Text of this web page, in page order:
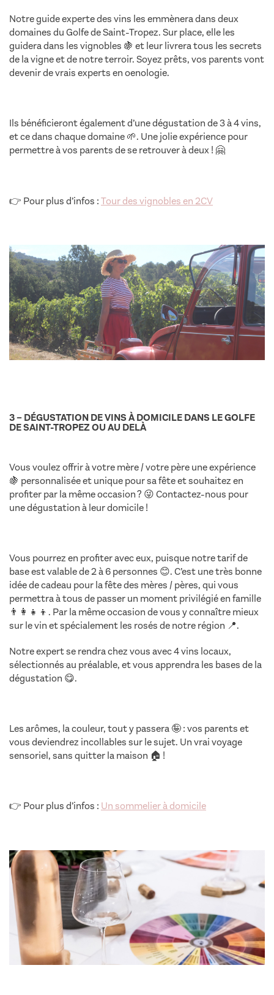
Notre guide experte des vins les emmènera dans deux
domaines du Golfe de Saint-Tropez. Sur place, elle les
guidera dans les vignobles 🍇 et leur livrera tous les secrets
de la vigne et de notre terroir. Soyez prêts, vos parents vont
devenir de vrais experts en oenologie.
Ils bénéficieront également d’une dégustation de 3 à 4 vins,
et ce dans chaque domaine 🌱. Une jolie expérience pour
permettre à vos parents de se retrouver à deux ! 🤗
👉 Pour plus d’infos :Tour des vignobles en 2CV
3 – DÉGUSTATION DE VINS À DOMICILE DANS LE GOLFE
DE SAINT-TROPEZ OU AU DELÀ
Vous voulez offrir à votre mère / votre père une expérience
🍇 personnalisée et unique pour sa fête et souhaitez en
profiter par la même occasion ? 😜 Contactez-nous pour
une dégustation à leur domicile !
Vous pourrez en profiter avec eux, puisque notre tarif de
base est valable de 2 à 6 personnes 😊. C’est une très bonne
idée de cadeau pour la fête des mères / pères, qui vous
permettra à tous de passer un moment privilégié en famille
👨‍👩‍👧‍👦. Par la même occasion de vous y connaître mieux
sur le vin et spécialement les rosés de notre région 📍.
Notre expert se rendra chez vous avec 4 vins locaux,
sélectionnés au préalable, et vous apprendra les bases de la
dégustation 😋.
Les arômes, la couleur, tout y passera 🤪 : vos parents et
vous deviendrez incollables sur le sujet. Un vrai voyage
sensoriel, sans quitter la maison 🏠 !
👉 Pour plus d’infos : Un sommelier à domicile